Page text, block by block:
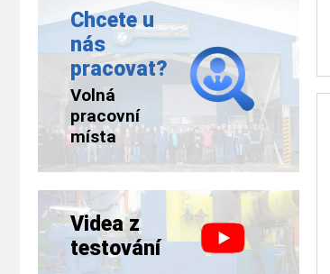
Chcete u
nás
pracovat?
Volná
pracovní
místa
Videa z
testování